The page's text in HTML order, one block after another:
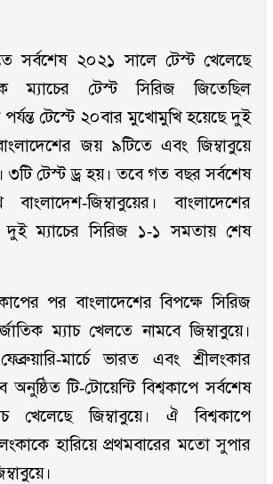
সর্বশেষ ২০২১ সালে টেস্ট খেলেছে
ম্যাচের টেস্ট সিরিজ জিতেছিল
টেস্টে ২০বার মুখোমুখি হয়েছে দুই
জয় ৯টিতে এবং জিম্বাবুয়ে
৩টি টেস্ট ড্র হয়। তবে গত বছর সর্বশেষ
জিম্বাবুয়ের। বাংলাদেশের
দুই ম্যাচের সিরিজ ১-১ সমতায় শেষ
পর বাংলাদেশের বিপক্ষে সিরিজ
ম্যাচ খেলতে নামবে জিম্বাবুয়ে।
মার্চে ভারত এবং শ্রীলংকার
অনুষ্ঠিত টি-টোয়েন্টি বিশ্বকাপে সর্বশেষ
খেলেছে জিম্বাবুয়ে। ঐ বিশ্বকাপে
হারিয়ে প্রথমবারের মতো সুপার